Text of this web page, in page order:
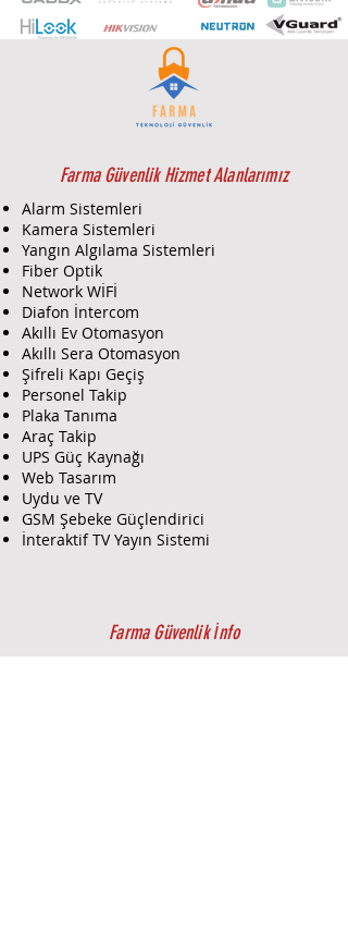
Farma Güvenlik Hizmet Alanlarımız
Alarm Sistemleri
Kamera Sistemleri
Yangın Algılama Sistemleri
Fiber Optik
Network WİFİ
Diafon İntercom
Akıllı Ev Otomasyon
Akıllı Sera Otomasyon
Şifreli Kapı Geçiş
Personel Takip
Plaka Tanıma
Araç Takip
UPS Güç Kaynağı
Web Tasarım
Uydu ve TV
GSM Şebeke Güçlendirici
İnteraktif TV Yayın Sistemi
Farma Güvenlik İnfo